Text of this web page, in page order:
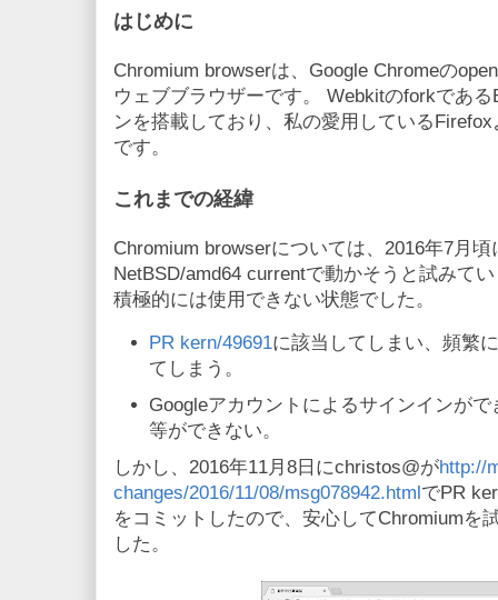
はじめに
Chromium browserは、Google Chromeの
ウェブブラウザーです。 Webkitのforkであ
ンを搭載しており、私の愛用している
です。
これまでの経緯
Chromium browserについては、2016年7月
NetBSD/amd64 currentで動かそうと試みて
積極的には使用できない状態でした。
PR kern/49691に該当してしまい、頻繁
てしまう。
Googleアカウントによるサインインが
等ができない。
しかし、2016年11月8日にchristos@がhttp://
changes/2016/11/08/msg078942.htmlでPR
をコミットしたので、安心してChromiumを
した。